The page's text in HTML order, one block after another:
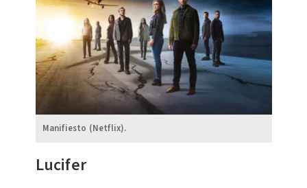
Manifiesto (Netflix).
Lucifer